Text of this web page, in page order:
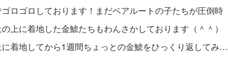
ロゴロしております！まだベアルートの子たちが圧倒時
上に着地した金鯱たちもわんさかしております（＾＾）
着地してから1週間ちょっとの金鯱をひっくり返してみ…